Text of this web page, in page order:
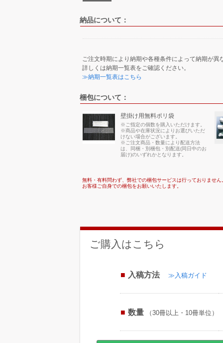
納品について：
ご注文時期により納期や各種条件によって納期が異
詳しくは納期一覧表をご確認ください。
≫納期一覧表はこちら
梱包について：
壁掛け用無料ポリ袋
※ご指定の個数を購入いただけます。
※商品や在庫状況によりお選びいただ
けない場合がございます。
※ご注文商品・数量により配送方法
は、同梱・別梱包・別配送(同日中のお
届け)のいずれかとなります。
無料・有料問わず、弊社での梱包サービスは行っておりません
お客様ご自身での梱包をお願いいたします。
ご購入はこちら
入稿方法 ≫入稿ガイド
数量 （30冊以上・10冊単位）